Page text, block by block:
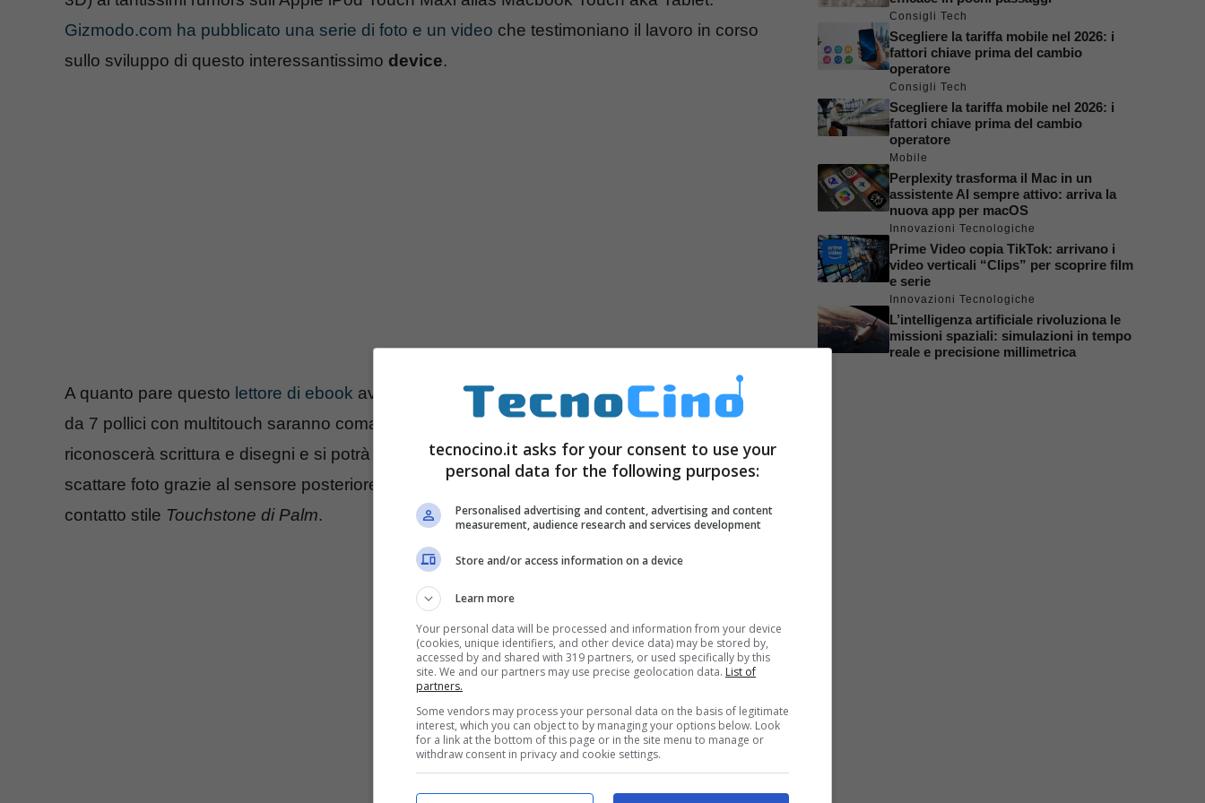
Gizmodo.com ha pubblicato una serie di foto e un video che testimoniano il lavoro in corso
sullo sviluppo di questo interessantissimo device.
A quanto pare questo lettore di ebook avrà molto più di quanto sembra da offrire: due schermi
da 7 pollici con multitouch saranno comandabili con il dito o con la stylus; un software
riconoscerà scrittura e disegni e si potrà ascoltare la musica con Zune, navigare sul web,
scattare foto grazie al sensore posteriore, esser guidati con il
e ricaricare la batteria a
contatto stile Touchstone di Palm.
Consigli Tech
Scegliere la tariffa mobile nel 2026: i
fattori chiave prima del cambio
operatore
Consigli Tech
Scegliere la tariffa mobile nel 2026: i
fattori chiave prima del cambio
operatore
Mobile
Perplexity trasforma il Mac in un
assistente AI sempre attivo: arriva la
nuova app per macOS
Innovazioni Tecnologiche
Prime Video copia TikTok: arrivano i
video verticali “Clips” per scoprire film
e serie
Innovazioni Tecnologiche
L’intelligenza artificiale rivoluziona le
missioni spaziali: simulazioni in tempo
reale e precisione millimetrica
tecnocino.it asks for your consent to use your
personal data for the following purposes:
Personalised advertising and content, advertising and content
measurement, audience research and services development
Store and/or access information on a device
Learn more
Your personal data will be processed and information from your device
(cookies, unique identifiers, and other device data) may be stored by,
accessed by and shared with 319 partners, or used specifically by this
site. We and our partners may use precise geolocation data. List of
partners.
Some vendors may process your personal data on the basis of legitimate
interest, which you can object to by managing your options below. Look
for a link at the bottom of this page or in the site menu to manage or
withdraw consent in privacy and cookie settings.